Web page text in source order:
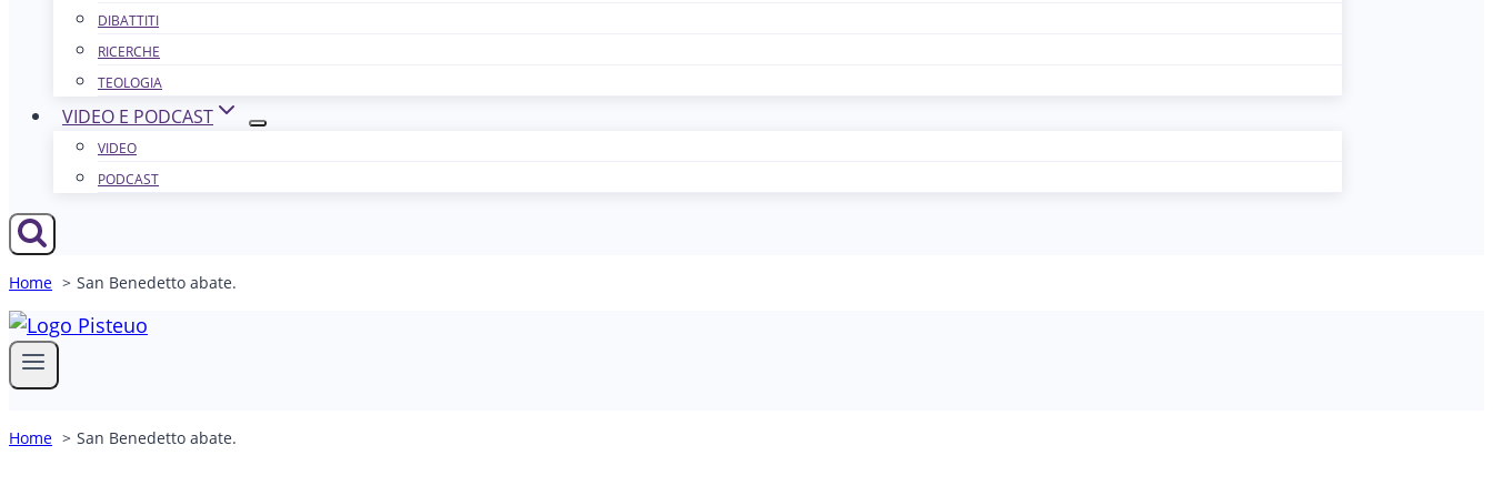
DIBATTITI
RICERCHE
TEOLOGIA
VIDEO E PODCAST
VIDEO
PODCAST
Home San Benedetto abate.
Home San Benedetto abate.